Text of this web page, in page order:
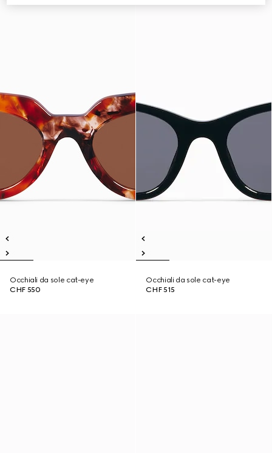
Occhiali da sole cat-eye
CHF 550
Occhiali da sole cat-eye
CHF 515